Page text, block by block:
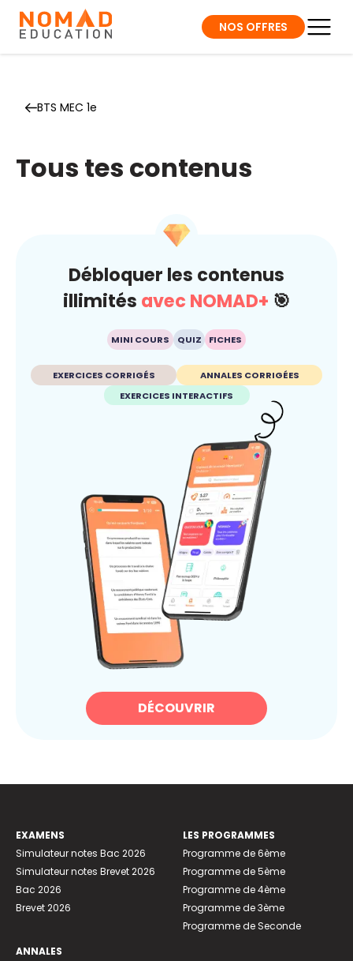
NOS OFFRES
BTS MEC 1e
Tous tes contenus
Débloquer les contenus
illimités avec NOMAD+ 🎯
MINI COURS QUIZ FICHES
EXERCICES CORRIGÉS
ANNALES CORRIGÉES
EXERCICES INTERACTIFS
DÉCOUVRIR
EXAMENS
Simulateur notes Bac 2026
Simulateur notes Brevet 2026
Bac 2026
Brevet 2026
ANNALES
LES PROGRAMMES
Programme de 6ème
Programme de 5ème
Programme de 4ème
Programme de 3ème
Programme de Seconde